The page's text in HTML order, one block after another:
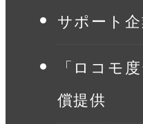
サポート
「ロコモ
償提供